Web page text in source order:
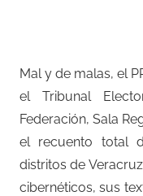
Mal y de malas, el
el Tribunal
Federación, Sala
el recuento total
distritos de
cibernéticos, sus